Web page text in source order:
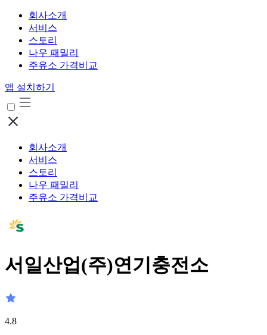
회사소개
서비스
스토리
나우 패밀리
주유소 가격비교
앱 설치하기
회사소개
서비스
스토리
나우 패밀리
주유소 가격비교
서일산업(주)연기충전소
4.8